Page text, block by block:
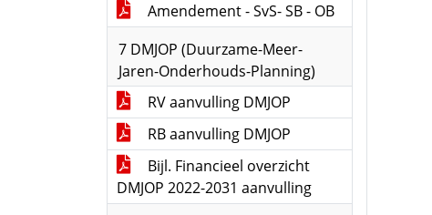
Amendement - SvS- SB - OB
7 DMJOP (Duurzame-Meer-
Jaren-Onderhouds-Planning)
RV aanvulling DMJOP
RB aanvulling DMJOP
Bijl. Financieel overzicht
DMJOP 2022-2031 aanvulling